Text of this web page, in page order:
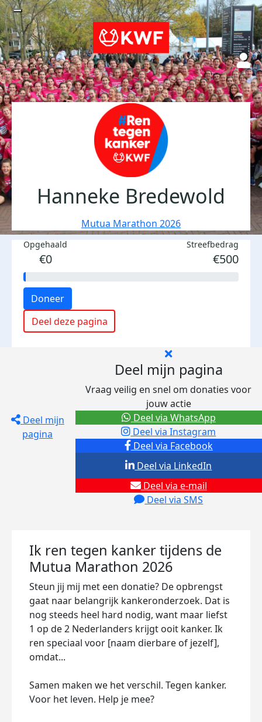
Hanneke Bredewold
Mutua Marathon 2026
Opgehaald
€0
Streefbedrag
€500
Doneer
Deel deze pagina
Deel mijn
pagina
Deel mijn pagina
Vraag veilig en snel om donaties voor
jouw actie
Deel via Facebook
Deel via Instagram
Deel via e-mail
Deel via SMS
Deel via LinkedIn
Deel via WhatsApp
Ik ren tegen kanker tijdens de
Mutua Marathon 2026
Steun jij mij met een donatie? De opbrengst
gaat naar belangrijk kankeronderzoek. Dat is
nog steeds heel hard nodig, want maar liefst
1 op de 2 Nederlanders krijgt ooit kanker. Ik
ren speciaal voor [naam dierbare of jezelf],
omdat...
Samen maken we het verschil. Tegen kanker.
Voor het leven. Help je mee?